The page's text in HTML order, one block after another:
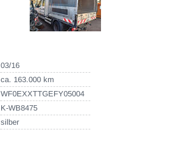
03/16
ca. 163.000 km
WF0EXXTTGEFY05004
K-WB8475
silber